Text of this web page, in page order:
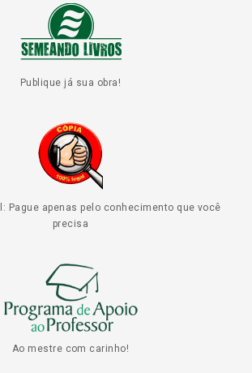
Publique já sua obra!
Pague apenas pelo conhecimento que você
precisa
Ao mestre com carinho!